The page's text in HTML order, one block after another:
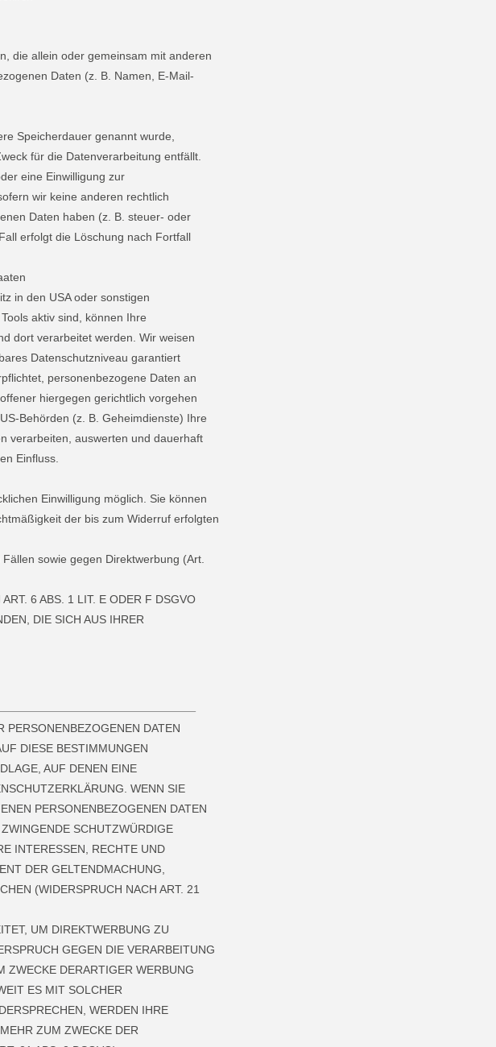
die allein oder gemeinsam mit anderen
Daten (z. B. Namen, E-Mail-
Speicherdauer genannt wurde,
für die Datenverarbeitung entfällt.
eine Einwilligung zur
wir keine anderen rechtlich
Daten haben (z. B. steuer- oder
erfolgt die Löschung nach Fortfall
in den USA oder sonstigen
aktiv sind, können Ihre
dort verarbeitet werden. Wir weisen
Datenschutzniveau garantiert
personenbezogene Daten an
hiergegen gerichtlich vorgehen
Behörden (z. B. Geheimdienste) Ihre
verarbeiten, auswerten und dauerhaft
Einfluss.
Einwilligung möglich. Sie können
der bis zum Widerruf erfolgten
sowie gegen Direktwerbung (Art.
6 ABS. 1 LIT. E ODER F DSGVO
DIE SICH AUS IHRER
PERSONENBEZOGENEN DATEN
DIESE BESTIMMUNGEN
AUF DENEN EINE
WENN SIE
PERSONENBEZOGENEN DATEN
SCHUTZWÜRDIGE
INTERESSEN, RECHTE UND
DER GELTENDMACHUNG,
(WIDERSPRUCH NACH ART. 21
UM DIREKTWERBUNG ZU
GEGEN DIE VERARBEITUNG
ZWECKE DERARTIGER WERBUNG
ES MIT SOLCHER
WERDEN IHRE
ZUM ZWECKE DER